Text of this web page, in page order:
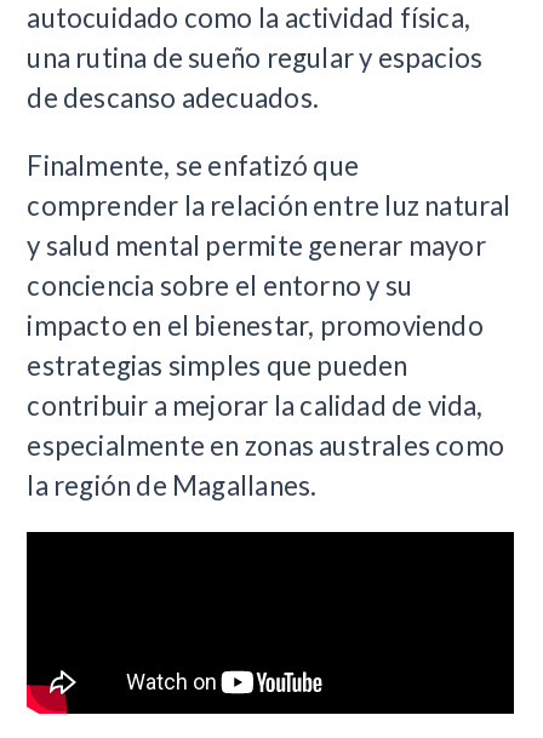
autocuidado como la actividad física,
una rutina de sueño regular y espacios
de descanso adecuados.
Finalmente, se enfatizó que
comprender la relación entre luz natural
y salud mental permite generar mayor
conciencia sobre el entorno y su
impacto en el bienestar, promoviendo
estrategias simples que pueden
contribuir a mejorar la calidad de vida,
especialmente en zonas australes como
la región de Magallanes.